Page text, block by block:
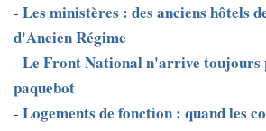
- Les ministères : des anciens hôtels
d'Ancien Régime
- Le Front National n'arrive toujours
paquebot
- Logements de fonction : quand les